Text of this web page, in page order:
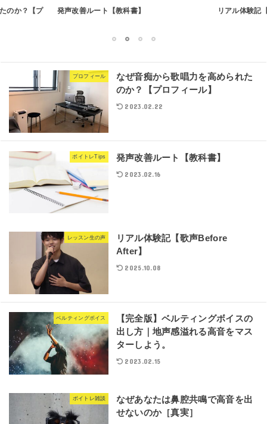
のか？【プ 発声改善ルート【教科書】 リアル体験記
プロフィール
なぜ音痴から歌唱力を高められた
のか？【プロフィール】
2023.02.22
ボイトレTips 発声改善ルート【教科書】
2023.02.16
レッスン生の声
リアル体験記【歌声Before
After】
2025.10.08
ベルティングボイス
【完全版】ベルティングボイスの
出し方｜地声感溢れる高音をマス
ターしよう。
2023.02.15
ボイトレ雑談
なぜあなたは鼻腔共鳴で高音を出
せないのか［真実］